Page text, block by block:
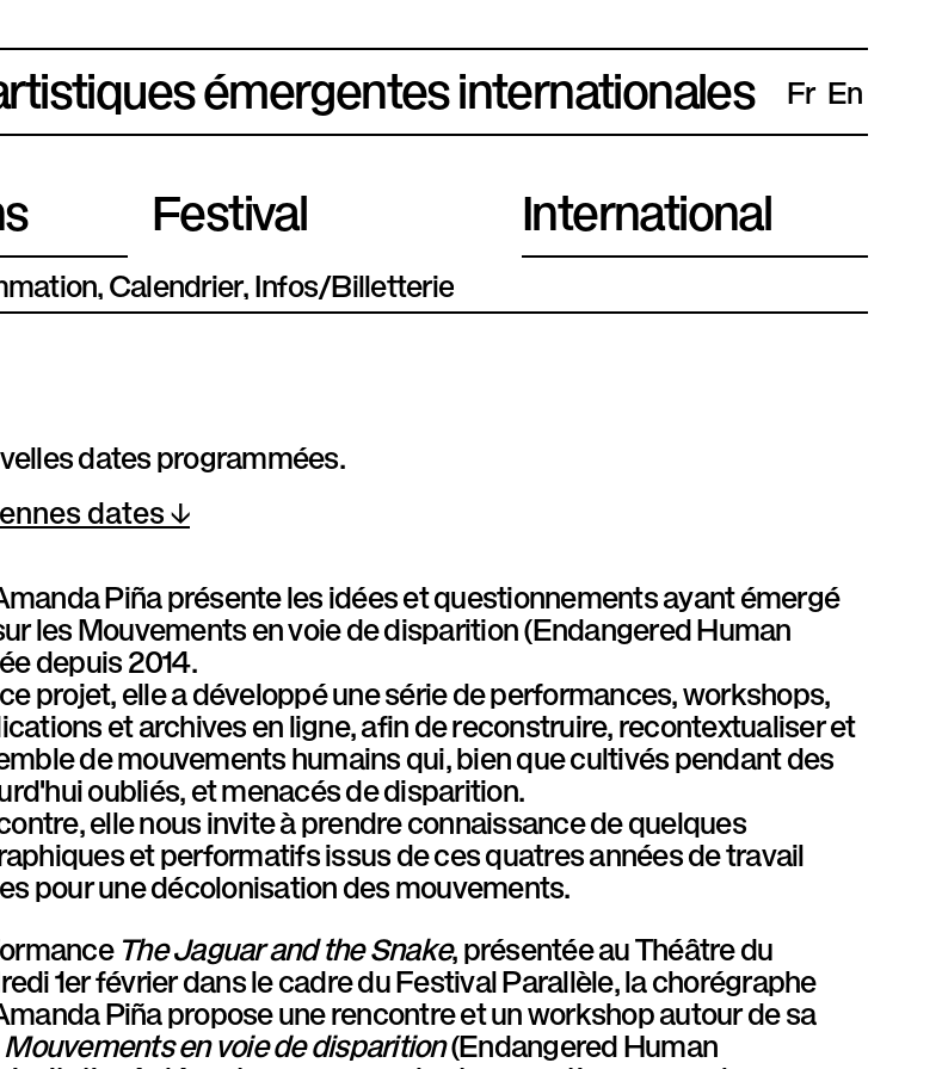
émergentes internationales Fr En
Festival International
Calendrier Infos/Billetterie
dates programmées.
dates
Piña présente les idées et questionnements ayant émergé
les Mouvements en voie de disparition (Endangered Human
depuis 2014.
projet, elle a développé une série de performances, workshops,
et archives en ligne, afin de reconstruire, recontextualiser et
de mouvements humains qui, bien que cultivés pendant des
oubliés, et menacés de disparition.
elle nous invite à prendre connaissance de quelques
et performatifs issus de ces quatres années de travail
pour une décolonisation des mouvements.
The Jaguar and the Snake, présentée au Théâtre du
1er février dans le cadre du Festival Parallèle, la chorégraphe
Piña propose une rencontre et un workshop autour de sa
Mouvements en voie de disparition(Endangered Human